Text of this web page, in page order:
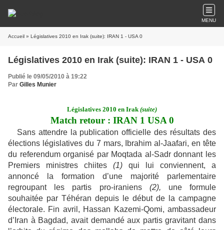
MENU
Accueil » Législatives 2010 en Irak (suite): IRAN 1 - USA 0
Législatives 2010 en Irak (suite): IRAN 1 - USA 0
Publié le 09/05/2010 à 19:22
Par Gilles Munier
Législatives 2010 en Irak(suite)
Match retour : IRAN 1 USA 0
Sans attendre la publication officielle des résultats des
élections législatives du 7 mars, Ibrahim al-Jaafari, en tête
du referendum organisé par Moqtada al-Sadr donnant les
Premiers ministres chiites (1) qui lui conviennent, a
annoncé la formation d’une majorité parlementaire
regroupant les partis pro-iraniens (2), une formule
souhaitée par Téhéran depuis le début de la campagne
électorale. Fin avril, Hassan Kazemi-Qomi, ambassadeur
d’Iran à Bagdad, avait demandé aux partis gravitant dans